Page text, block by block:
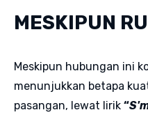
MESKIPUN
Meskipun hubungan ini
menunjukkan betapa
pasangan, lewat lirik “